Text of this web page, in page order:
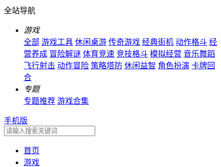
全站导航
游戏
全部 游戏工具 休闲桌游 传奇游戏 经典街机 动作格斗 经
营养成 冒险解谜 体育竞速 竞技格斗 模拟经营 音乐舞蹈
飞行射击 动作冒险 策略塔防 休闲益智 角色扮演 卡牌回
合
专题
专题推荐 游戏合集
手机版
首页
游戏